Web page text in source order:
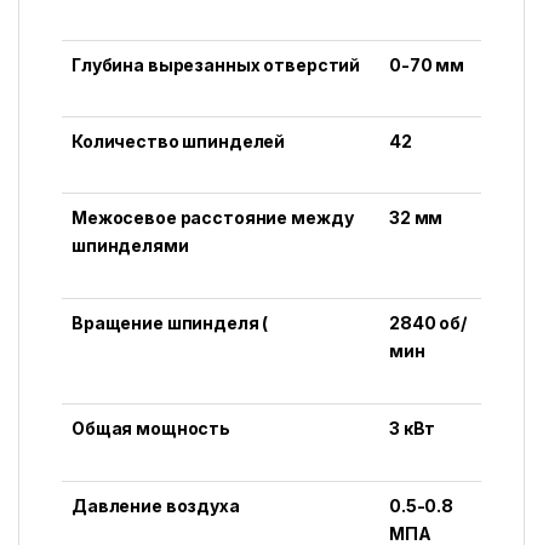
Глубина вырезанных отверстий 0-70 мм
Количество шпинделей 42
Межосевое расстояние между
шпинделями
32 мм
Вращение шпинделя (
2840 об/
мин
Общая мощность 3 кВт
Давление воздуха
0.5-0.8
MПA